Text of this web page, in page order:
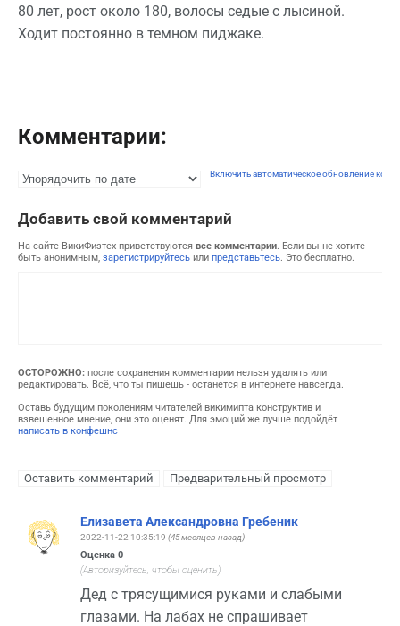
80 лет, рост около 180, волосы седые с лысиной.
Ходит постоянно в темном пиджаке.
Комментарии:
Включить автоматическое обновление
Добавить свой комментарий
На сайте ВикиФизтех приветствуются все комментарии. Если вы не хотите
быть анонимным, зарегистрируйтесь или представьтесь. Это бесплатно.
ОСТОРОЖНО: после сохранения комментарии нельзя удалять или
редактировать. Всё, что ты пишешь - останется в интернете навсегда.
Оставь будущим поколениям читателей викимипта конструктив и
взвешенное мнение, они это оценят. Для эмоций же лучше подойдёт
написать в конфешнс
Елизавета Александровна Гребеник
2022-11-22 10:35:19 (45 месяцев назад)
Оценка 0
(Авторизуйтесь, чтобы оценить)
Дед с трясущимися руками и слабыми
глазами. На лабах не спрашивает